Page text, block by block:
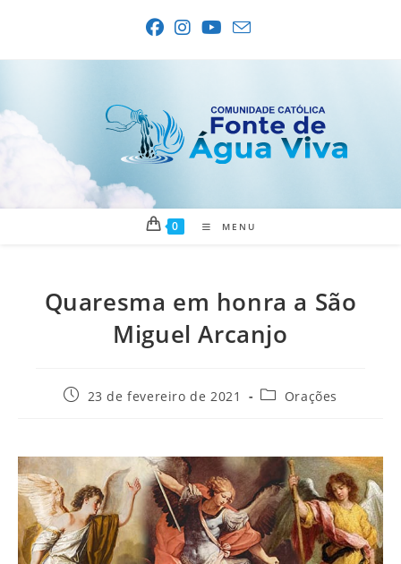
0 MENU
Quaresma em honra a São
Miguel Arcanjo
Post23 de fevereiro de 2021
Categoria
Orações